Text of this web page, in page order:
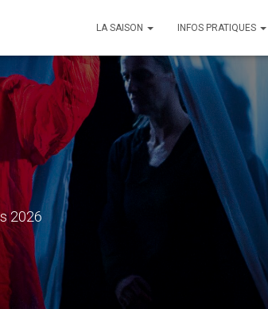
LA SAISON INFOS PRATIQUES
2026 à 20h30
2026